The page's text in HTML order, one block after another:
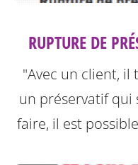
RUPTURE DE
"Avec un client, il
un préservatif qui
faire, il est